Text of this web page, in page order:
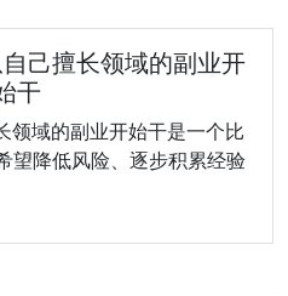
己擅长领域的副业开
干
领域的副业开始干是一个比
望降低风险、逐步积累经验